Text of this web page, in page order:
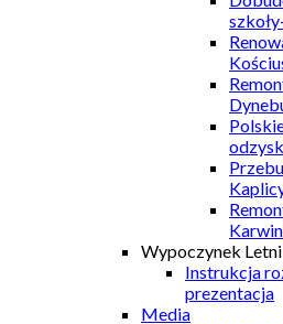
Wypoczynek
Instrukcja
prezentacja
Media